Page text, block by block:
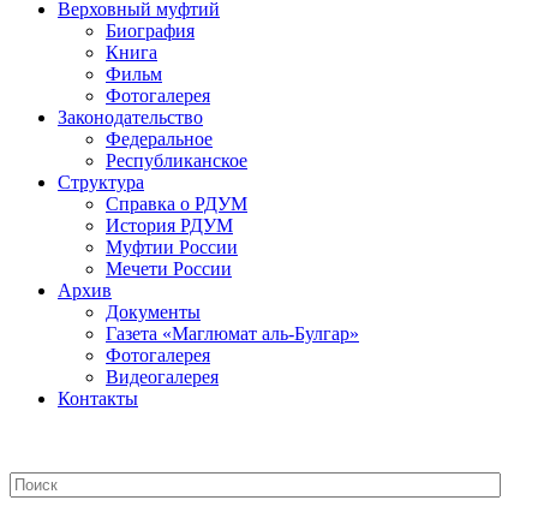
Верховный муфтий
Биография
Книга
Фильм
Фотогалерея
Законодательство
Федеральное
Республиканское
Структура
Справка о РДУМ
История РДУМ
Муфтии России
Мечети России
Архив
Документы
Газета «Маглюмат аль-Булгар»
Фотогалерея
Видеогалерея
Контакты